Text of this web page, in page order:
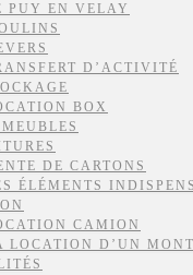
PUY EN VELAY
D’ACTIVITÉ
BOX
DE CARTONS
ÉLÉMENTS
CAMION
LOCATION D’UN